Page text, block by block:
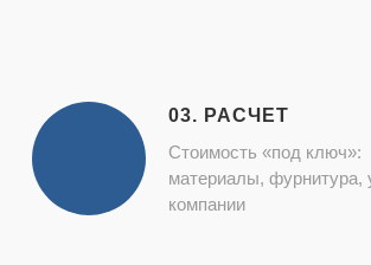
03. РАСЧЕТ
Стоимость «под ключ»:
материалы, фурнитура,
компании